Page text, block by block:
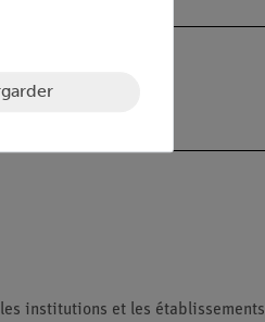
institutions et les établissements